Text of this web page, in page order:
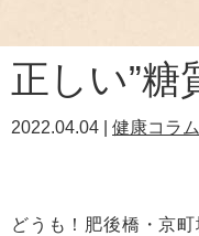
正しい”糖
2022.04.04 | 健康コラム
どうも！肥後橋・京